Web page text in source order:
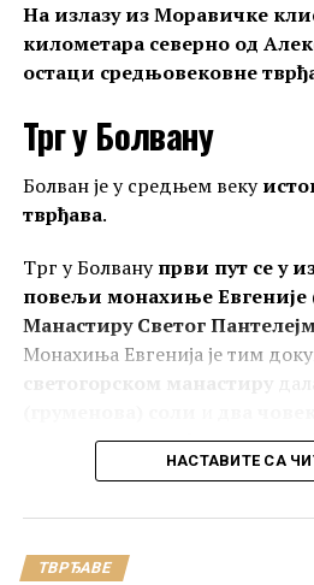
Призренске Бистрице. Фотографија је
knjigaomilutinu.
Вишеград је биомале
Николе.
На излазу из Моравичке
километара северно од
остаци средњовековне
Трг у Болвану
Болван је у средњем веку
тврђава.
Трг у Болванупрви пут се у
повељи монахиње
Манастиру Светог
Монахиња Евгенија је тим
Доју БалушевићаиРашу
Манастир Светог Пантелејмона на
НАСТАВИТЕ СА
ТВРЂАВЕ